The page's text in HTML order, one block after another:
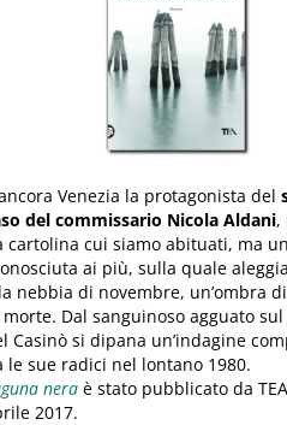
Venezia la protagonista del
del commissario Nicola Aldani,
cartolina cui siamo abituati, ma
ai più, sulla quale
nebbia di novembre, un’ombra
Dal sanguinoso agguato
Casinò si dipana un’indagine
le sue radici nel lontano 1980.
nera è stato pubblicato da
2017.